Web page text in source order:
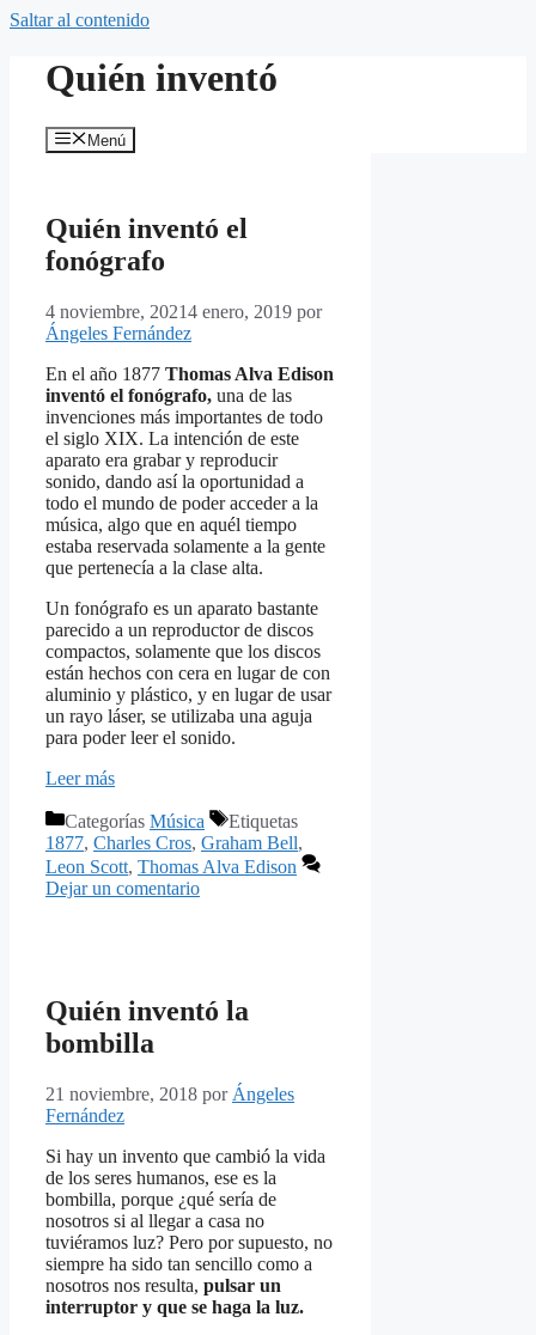
Saltar al contenido
Quién inventó
Menú
Quién inventó el
fonógrafo
4 noviembre, 20214 enero, 2019 por
Ángeles Fernández
En el año 1877 Thomas Alva Edison
inventó el fonógrafo, una de las
invenciones más importantes de todo
el siglo XIX. La intención de este
aparato era grabar y reproducir
sonido, dando así la oportunidad a
todo el mundo de poder acceder a la
música, algo que en aquél tiempo
estaba reservada solamente a la gente
que pertenecía a la clase alta.
Un fonógrafo es un aparato bastante
parecido a un reproductor de discos
compactos, solamente que los discos
están hechos con cera en lugar de con
aluminio y plástico, y en lugar de usar
un rayo láser, se utilizaba una aguja
para poder leer el sonido.
Leer más
Categorías Música
Etiquetas
1877, Charles Cros, Graham Bell,
Leon Scott, Thomas Alva Edison
Dejar un comentario
Quién inventó la
bombilla
21 noviembre, 2018 por Ángeles
Fernández
Si hay un invento que cambió la vida
de los seres humanos, ese es la
bombilla, porque ¿qué sería de
nosotros si al llegar a casa no
tuviéramos luz? Pero por supuesto, no
siempre ha sido tan sencillo como a
nosotros nos resulta, pulsar un
interruptor y que se haga la luz.